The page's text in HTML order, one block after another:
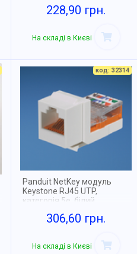
228,90 грн.
На складі в Києві
код: 32314
Panduit NetKey модуль
Keystone RJ45 UTP,
категорія 5e, білий
306,60 грн.
На складі в Києві